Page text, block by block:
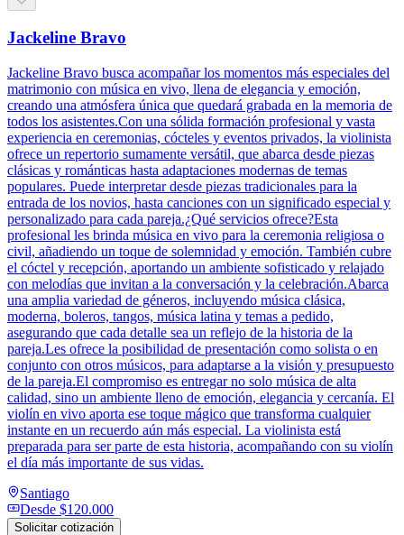
Jackeline Bravo
Jackeline Bravo busca acompañar los momentos más especiales del
matrimonio con música en vivo, llena de elegancia y emoción,
creando una atmósfera única que quedará grabada en la memoria de
todos los asistentes.Con una sólida formación profesional y vasta
experiencia en ceremonias, cócteles y eventos privados, la violinista
ofrece un repertorio sumamente versátil, que abarca desde piezas
clásicas y románticas hasta adaptaciones modernas de temas
populares. Puede interpretar desde piezas tradicionales para la
entrada de los novios, hasta canciones con un significado especial y
personalizado para cada pareja.¿Qué servicios ofrece?Esta
profesional les brinda música en vivo para la ceremonia religiosa o
civil, añadiendo un toque de solemnidad y emoción. También cubre
el cóctel y recepción, aportando un ambiente sofisticado y relajado
con melodías que invitan a la conversación y la celebración.Abarca
una amplia variedad de géneros, incluyendo música clásica,
moderna, boleros, tangos, música latina y temas a pedido,
asegurando que cada detalle sea un reflejo de la historia de la
pareja.Les ofrece la posibilidad de presentación como solista o en
conjunto con otros músicos, para adaptarse a la visión y presupuesto
de la pareja.El compromiso es entregar no solo música de alta
calidad, sino un ambiente lleno de emoción, elegancia y cercanía. El
violín en vivo aporta ese toque mágico que transforma cualquier
instante en un recuerdo aún más especial. La violinista está
preparada para ser parte de esta historia, acompañando con su violín
el día más importante de sus vidas.
Santiago
Desde $120.000
Solicitar cotización